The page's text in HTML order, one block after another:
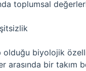
toplumsal
biyolojik
arasında bir takım